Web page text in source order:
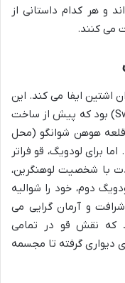
و هر کدام داستانی از
می کنند.
اشتین ایفا می کند. این
پرنده زیبا، نماد خاندان شوانگائو (Swangau) بود که پیش از ساخت
هوهن شوانگو (محل
برای لودویگ، قو فراتر
با شخصیت لوهنگرین،
دوم، خود را شوالیه
و آرمان گرایی می
که نقش قو در تمامی
دیواری گرفته تا مجسمه